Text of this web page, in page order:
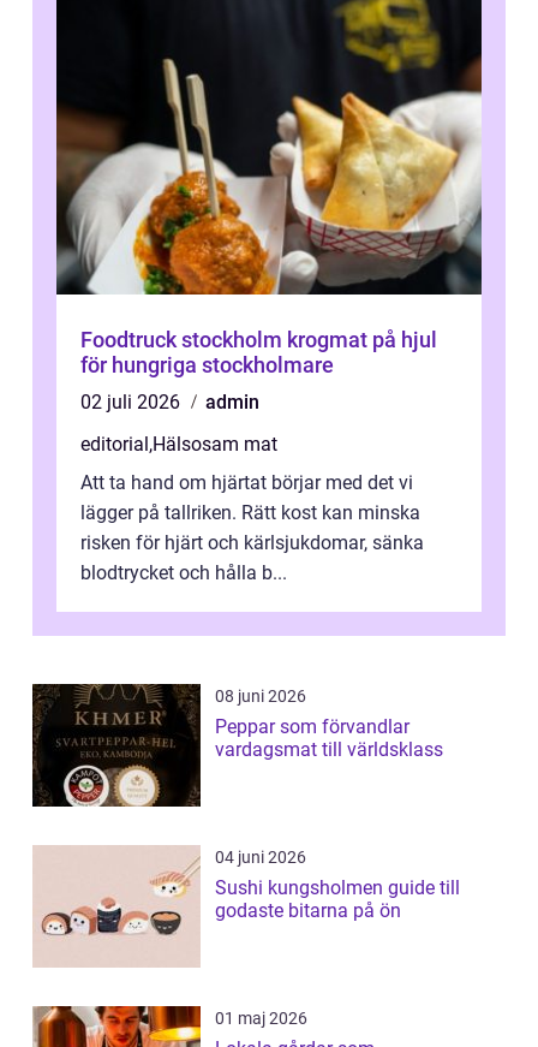
Foodtruck stockholm krogmat på hjul
för hungriga stockholmare
02 juli 2026
admin
editorial,Hälsosam mat
Att ta hand om hjärtat börjar med det vi
lägger på tallriken. Rätt kost kan minska
risken för hjärt och kärlsjukdomar, sänka
blodtrycket och hålla b...
08 juni 2026
Peppar som förvandlar
vardagsmat till världsklass
04 juni 2026
Sushi kungsholmen guide till
godaste bitarna på ön
01 maj 2026